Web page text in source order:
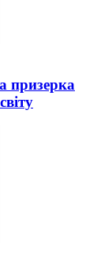
призерка